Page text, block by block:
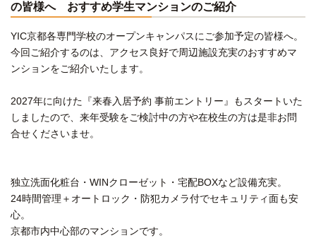
の皆様へ おすすめ学生マンションのご紹介
YIC京都各専門学校のオープンキャンパスにご参加予定の皆様へ。
今回ご紹介するのは、アクセス良好で周辺施設充実のおすすめマ
ンションをご紹介いたします。
2027年に向けた『来春入居予約 事前エントリー』もスタートいた
しましたので、来年受験をご検討中の方や在校生の方は是非お問
合せくださいませ。
独立洗面化粧台・WINクローゼット・宅配BOXなど設備充実。
24時間管理＋オートロック・防犯カメラ付でセキュリティ面も安
心。
京都市内中心部のマンションです。